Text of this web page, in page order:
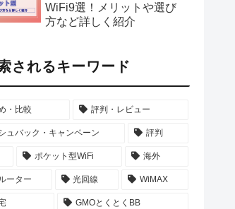
WiFi9選！メリットや選び
方など詳しく紹介
されるキーワード
・比較 評判・レビュー
ュバック・キャンペーン 評判
ポケット型WiFi 海外
ーター 光回線 WiMAX
GMOとくとくBB